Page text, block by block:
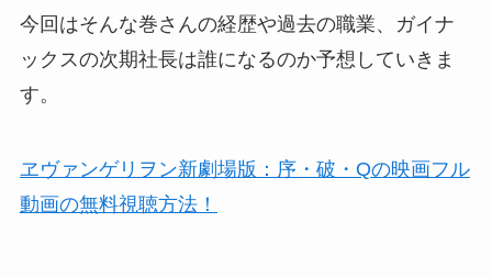
今回はそんな巻さんの経歴や過去の職業、ガイナ
ックスの次期社長は誰になるのか予想していきま
す。
ヱヴァンゲリヲン新劇場版：序・破・Qの映画フル
動画の無料視聴方法！